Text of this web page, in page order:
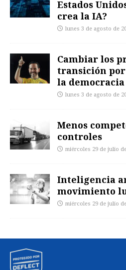
Estados
crea la IA?
lunes 3 de agosto de
Cambiar los
transición
la democracia
lunes 3 de agosto de
Menos
controles
miércoles 29 de julio
Inteligencia
movimiento
miércoles 29 de julio